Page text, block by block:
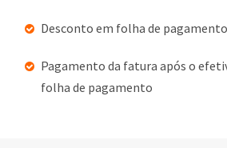
Desconto em folha de pagamento
Pagamento da fatura após o
folha de pagamento